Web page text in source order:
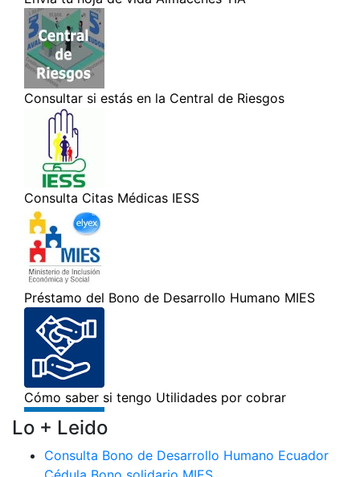
Lo + Leido
Consulta Bono de Desarrollo Humano Ecuador